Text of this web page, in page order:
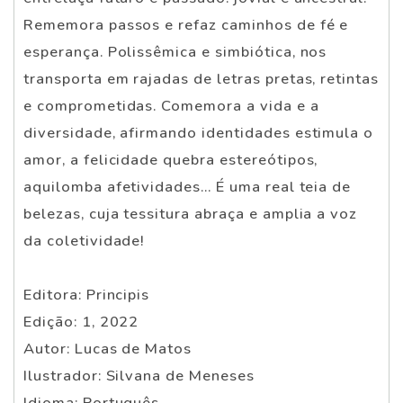
Rememora passos e refaz caminhos de fé e
esperança. Polissêmica e simbiótica, nos
transporta em rajadas de letras pretas, retintas
e comprometidas. Comemora a vida e a
diversidade, afirmando identidades estimula o
amor, a felicidade quebra estereótipos,
aquilomba afetividades... É uma real teia de
belezas, cuja tessitura abraça e amplia a voz
da coletividade!
Editora: Principis
Edição: 1, 2022
Autor: Lucas de Matos
Ilustrador: Silvana de Meneses